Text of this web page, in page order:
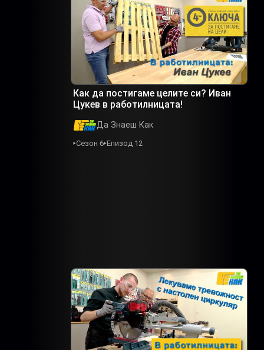
Как да постигаме целите си? Иван
Цукев в работилницата!
Да Знаеш Как
Сезон 6 Епизод 12